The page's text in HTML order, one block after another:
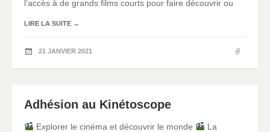
l’accès à de grands films courts pour faire découvrir ou
LIRE LA SUITE →
21 JANVIER 2021
Adhésion au Kinétoscope
Explorer le cinéma et découvrir le monde
La